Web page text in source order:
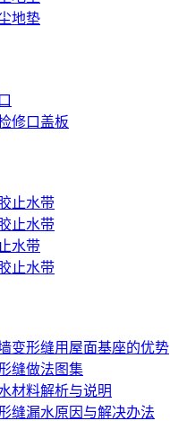
地垫
修口盖板
止水带
止水带
水带
止水带
变形缝用屋面基座的优势
缝做法图集
材料解析与说明
缝漏水原因与解决办法